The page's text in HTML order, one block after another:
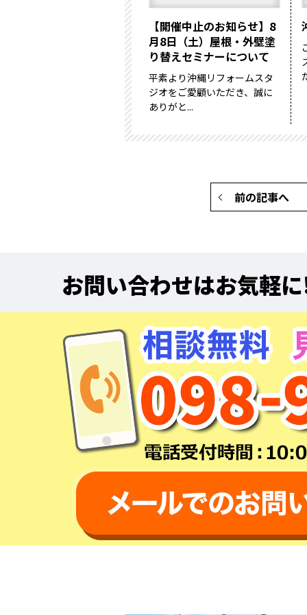
【開催中止のお知らせ】8
月8日（土）屋根・外壁塗
り替えセミナーについて
平素より沖縄リフォームスタ
ジオをご愛顧いただき、誠に
ありがと...
前の記事へ
お問い合わせはお気軽